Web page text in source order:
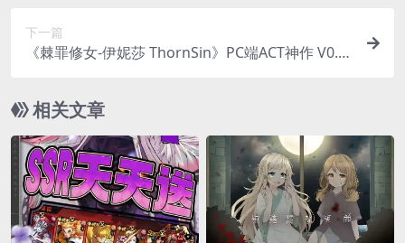
下一篇
《棘罪修女-伊妮莎 ThornSin》PC端ACT神作 V0.7.
相关文章